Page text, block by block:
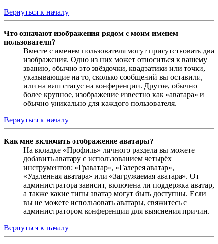
Вернуться к началу
Что означают изображения рядом с моим именем
пользователя?
Вместе с именем пользователя могут присутствовать два
изображения. Одно из них может относиться к вашему
званию, обычно это звёздочки, квадратики или точки,
указывающие на то, сколько сообщений вы оставили,
или на ваш статус на конференции. Другое, обычно
более крупное, изображение известно как «аватара» и
обычно уникально для каждого пользователя.
Вернуться к началу
Как мне включить отображение аватары?
На вкладке «Профиль» личного раздела вы можете
добавить аватару с использованием четырёх
инструментов: «Граватар», «Галерея аватар»,
«Удалённая аватара» или «Загружаемая аватара». От
администратора зависит, включена ли поддержка аватар,
а также какие типы аватар могут быть доступны. Если
вы не можете использовать аватары, свяжитесь с
администратором конференции для выяснения причин.
Вернуться к началу